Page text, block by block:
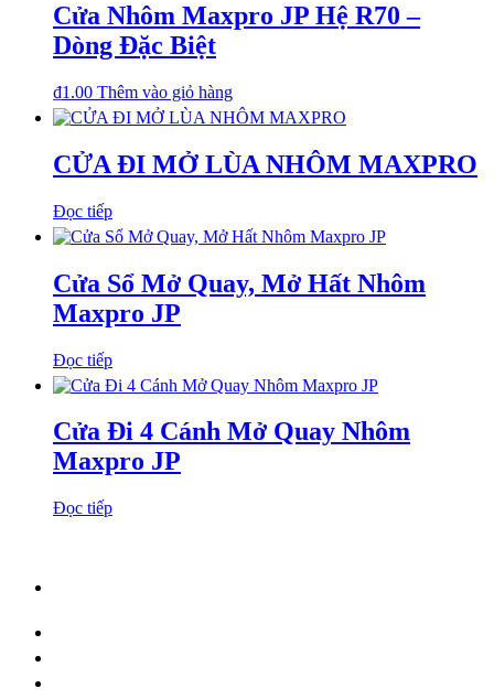
Cửa Nhôm Maxpro JP Hệ R70 –
Dòng Đặc Biệt
₫1.00 Thêm vào giỏ hàng
CỬA ĐI MỞ LÙA NHÔM MAXPRO
Đọc tiếp
Cửa Sổ Mở Quay, Mở Hất Nhôm
Maxpro JP
Đọc tiếp
Cửa Đi 4 Cánh Mở Quay Nhôm
Maxpro JP
Đọc tiếp